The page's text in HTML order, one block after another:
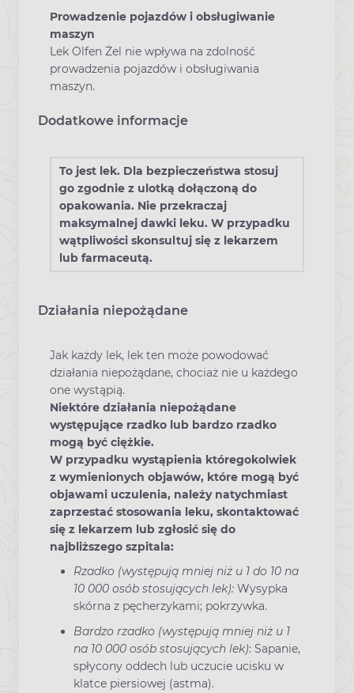
Prowadzenie pojazdów i obsługiwanie
maszyn
Lek Olfen Żel nie wpływa na zdolność
prowadzenia pojazdów i obsługiwania
maszyn.
Dodatkowe informacje
To jest lek. Dla bezpieczeństwa stosuj
go zgodnie z ulotką dołączoną do
opakowania. Nie przekraczaj
maksymalnej dawki leku. W przypadku
wątpliwości skonsultuj się z lekarzem
lub farmaceutą.
Działania niepożądane
Jak każdy lek, lek ten może powodować
działania niepożądane, chociaż nie u każdego
one wystąpią.
Niektóre działania niepożądane
występujące rzadko lub bardzo rzadko
mogą być ciężkie.
W przypadku wystąpienia któregokolwiek
z wymienionych objawów, które mogą być
objawami uczulenia, należy natychmiast
zaprzestać stosowania leku, skontaktować
się z lekarzem lub zgłosić się do
najbliższego szpitala:
Rzadko (występują mniej niż u 1 do 10 na
10 000 osób stosujących lek): Wysypka
skórna z pęcherzykami; pokrzywka.
Bardzo rzadko (występują mniej niż u 1
na 10 000 osób stosujących lek): Sapanie,
spłycony oddech lub uczucie ucisku w
klatce piersiowej (astma).